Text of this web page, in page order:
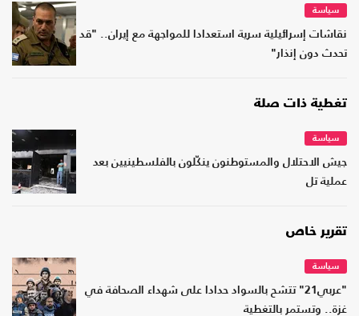
سياسة
نقاشات إسرائيلية سرية استعدادا للمواجهة مع إيران.. "قد
تحدث دون إنذار"
تغطية ذات صلة
سياسة
جيش الاحتلال والمستوطنون ينكّلون بالفلسطينيين بعد
عملية تل
تقرير خاص
سياسة
"عربي21" تتشح بالسواد حدادا على شهداء الصحافة في
غزة.. وتستمر بالتغطية